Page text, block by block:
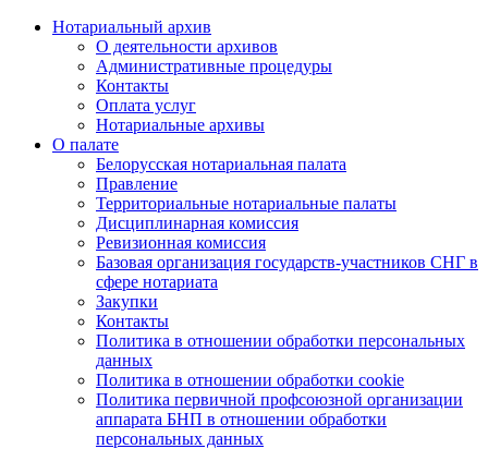
Нотариальный архив
О деятельности архивов
Административные процедуры
Контакты
Оплата услуг
Нотариальные архивы
О палате
Белорусская нотариальная палата
Правление
Территориальные нотариальные палаты
Дисциплинарная комиссия
Ревизионная комиссия
Базовая организация государств-участников СНГ в
сфере нотариата
Закупки
Контакты
Политика в отношении обработки персональных
данных
Политика в отношении обработки cookie
Политика первичной профсоюзной организации
аппарата БНП в отношении обработки
персональных данных